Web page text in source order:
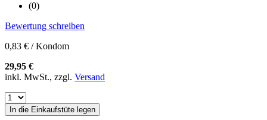
(0)
Bewertung schreiben
0,83 € / Kondom
29,95 €
inkl. MwSt., zzgl. Versand
In die Einkaufstüte legen